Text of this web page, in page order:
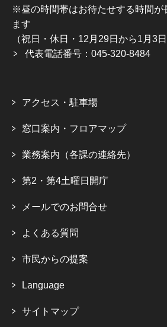
※昼の時間帯はお待たせする時間が
ます
（祝日・休日・12月29日から1月3日
代表電話番号：045-320-8484
アクセス・駐車場
窓口案内・フロアマップ
業務案内（各課の連絡先）
第2・第4土曜日開庁
メールでのお問合せ
よくある質問
市民からの提案
Language
サイトマップ